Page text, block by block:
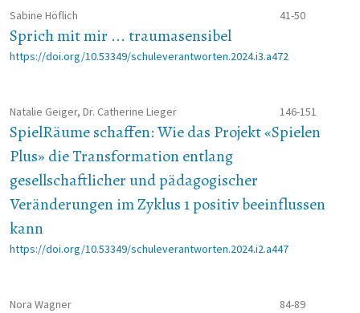
Sabine Höflich 41-50
Sprich mit mir ... traumasensibel
https://doi.org/10.53349/schuleverantworten.2024.i3.a472
Natalie Geiger, Dr. Catherine Lieger 146-151
SpielRäume schaffen: Wie das Projekt «Spielen
Plus» die Transformation entlang
gesellschaftlicher und pädagogischer
Veränderungen im Zyklus 1 positiv beeinflussen
kann
https://doi.org/10.53349/schuleverantworten.2024.i2.a447
Nora Wagner 84-89